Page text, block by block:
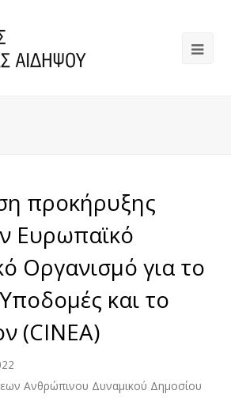
προκήρυξης
Ευρωπαϊκό
Οργανισμό για το
και το
(CINEA)
Ανθρώπινου Δυναμικού Δημοσίου